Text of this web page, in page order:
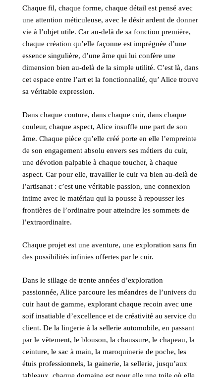
Chaque fil, chaque forme, chaque détail est pensé avec
une attention méticuleuse, avec le désir ardent de donner
vie à l’objet utile. Car au-delà de sa fonction première,
chaque création qu’elle façonne est imprégnée d’une
essence singulière, d’une âme qui lui confère une
dimension bien au-delà de la simple utilité. C’est là, dans
cet espace entre l’art et la fonctionnalité, qu’ Alice trouve
sa véritable expression.
Dans chaque couture, dans chaque cuir, dans chaque
couleur, chaque aspect, Alice insuffle une part de son
âme. Chaque pièce qu’elle créé porte en elle l’empreinte
de son engagement absolu envers ses métiers du cuir,
une dévotion palpable à chaque toucher, à chaque
aspect. Car pour elle, travailler le cuir va bien au-delà de
l’artisanat : c’est une véritable passion, une connexion
intime avec le matériau qui la pousse à repousser les
frontières de l’ordinaire pour atteindre les sommets de
l’extraordinaire.
Chaque projet est une aventure, une exploration sans fin
des possibilités infinies offertes par le cuir.
Dans le sillage de trente années d’exploration
passionnée, Alice parcoure les méandres de l’univers du
cuir haut de gamme, explorant chaque recoin avec une
soif insatiable d’excellence et de créativité au service du
client. De la lingerie à la sellerie automobile, en passant
par le vêtement, le blouson, la chaussure, le chapeau, la
ceinture, le sac à main, la maroquinerie de poche, les
étuis professionnels, la gainerie, la sellerie, jusqu’aux